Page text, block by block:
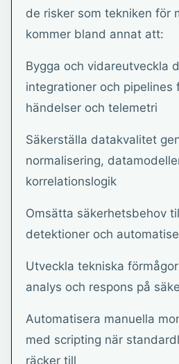
de risker som tekniken för
kommer bland annat att:
Bygga och vidareutveckla
integrationer och pipelines
händelser och telemetri
Säkerställa datakvalitet
normalisering,
korrelationslogik
Omsätta säkerhetsbehov
detektioner och
Utveckla tekniska
analys och respons på
Automatisera manuella
med scripting när
räcker till